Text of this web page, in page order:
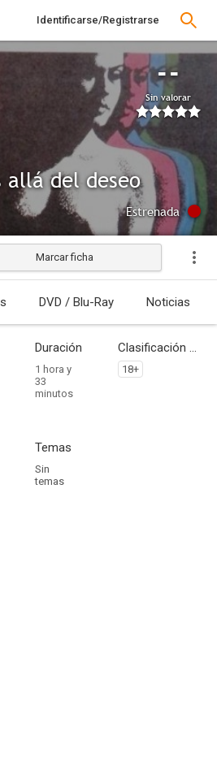
Identificarse/Registrarse
--
Sin valorar
allá del deseo
Estrenada
Marcar ficha
DVD / Blu-Ray Noticias
Duración
1 hora y
33
minutos
Clasificación por edades
18+
Temas
Sin
temas